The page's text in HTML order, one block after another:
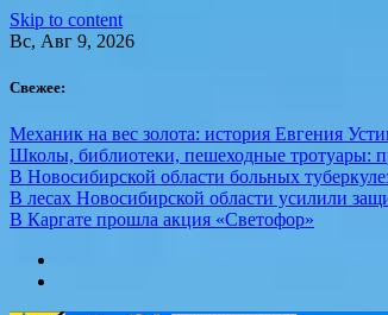
Skip to content
Вс, Авг 9, 2026
Свежее:
Механик на вес золота: история Евгения
Школы, библиотеки, пешеходные тротуары:
В Новосибирской области больных
В лесах Новосибирской области усилили
В Каргате прошла акция «Светофор»